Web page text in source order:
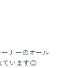
ナーのオール
ています😊